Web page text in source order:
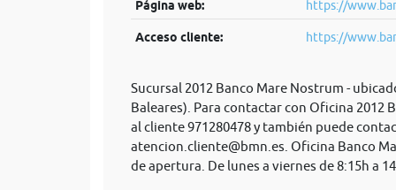
Página web: https://
Acceso cliente: https://
Sucursal 2012 Banco Mare Nostrum -
Baleares). Para contactar con Oficina
al cliente 971280478 y también puede
atencion.cliente@bmn.es . Oficina Banco
de apertura. De lunes a viernes de 8:15h a